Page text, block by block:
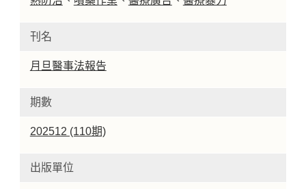
刊名
月旦醫事法報告
期數
202512 (110期)
出版單位